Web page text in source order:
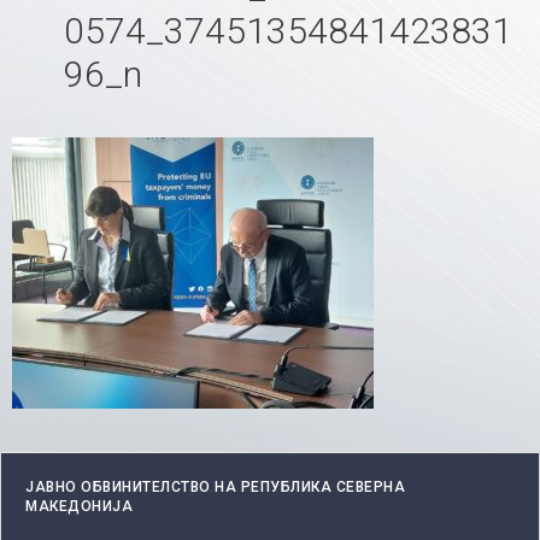
0574_37451354841423831
96_n
ЈАВНО ОБВИНИТЕЛСТВО НА РЕПУБЛИКА СЕВЕРНА
МАКЕДОНИЈА